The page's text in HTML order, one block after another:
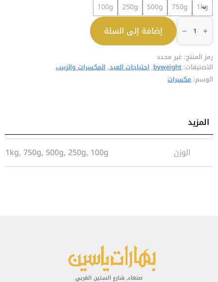
1kg
750g
500g
250g
100g
كمية
بلدي إضافة إلى السلة
رمز المنتج: غير محدد
التصنيفات: byweight
,احتياجات العيد,المكسرات والزبيب
الوسم: مكسرات
المزيد
معلومات إضافية
الوزن 1kg, 750g, 500g, 250g, 100g
صنعاء, شارع الستين الغربي